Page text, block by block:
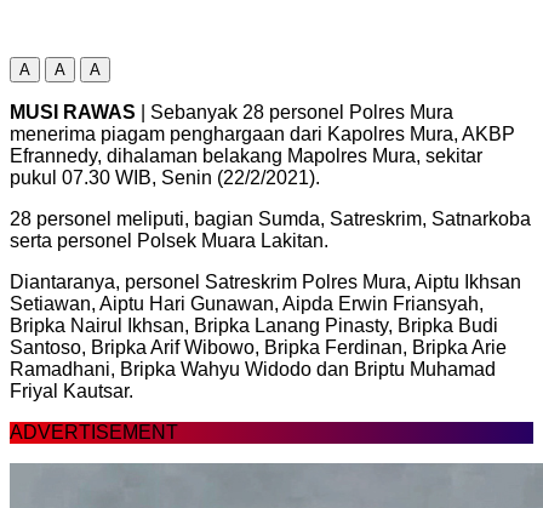
A A A
MUSI RAWAS
| Sebanyak 28 personel Polres Mura
menerima piagam penghargaan dari Kapolres Mura, AKBP
Efrannedy, dihalaman belakang Mapolres Mura, sekitar
pukul 07.30 WIB, Senin (22/2/2021).
28 personel meliputi, bagian Sumda, Satreskrim, Satnarkoba
serta personel Polsek Muara Lakitan.
Diantaranya, personel Satreskrim Polres Mura, Aiptu Ikhsan
Setiawan, Aiptu Hari Gunawan, Aipda Erwin Friansyah,
Bripka Nairul Ikhsan, Bripka Lanang Pinasty, Bripka Budi
Santoso, Bripka Arif Wibowo, Bripka Ferdinan, Bripka Arie
Ramadhani, Bripka Wahyu Widodo dan Briptu Muhamad
Friyal Kautsar.
ADVERTISEMENT